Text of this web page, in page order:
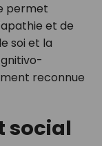
permet
et de
soi et la
reconnue
social